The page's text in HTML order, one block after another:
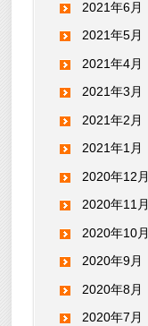
2021年6月
2021年5月
2021年4月
2021年3月
2021年2月
2021年1月
2020年12月
2020年11月
2020年10月
2020年9月
2020年8月
2020年7月